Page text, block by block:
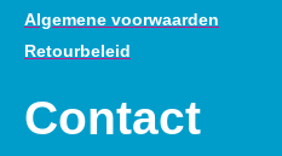
Algemene voorwaarden
Retourbeleid
Contact